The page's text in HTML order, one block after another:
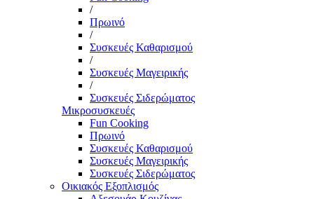
/
Πρωινό
/
Συσκευές Καθαρισμού
/
Συσκευές Μαγειρικής
/
Συσκευές Σιδερώματος
Μικροσυσκευές
Fun Cooking
Πρωινό
Συσκευές Καθαρισμού
Συσκευές Μαγειρικής
Συσκευές Σιδερώματος
Οικιακός Εξοπλισμός